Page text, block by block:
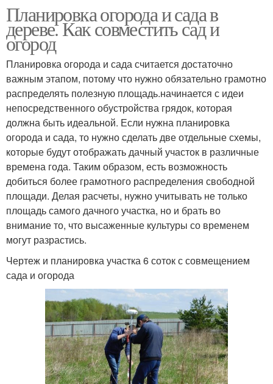
Планировка огорода и сада в
дереве. Как совместить сад и
огород
Планировка огорода и сада считается достаточно
важным этапом, потому что нужно обязательно грамотно
распределять полезную площадь.начинается с идеи
непосредственного обустройства грядок, которая
должна быть идеальной. Если нужна планировка
огорода и сада, то нужно сделать две отдельные схемы,
которые будут отображать дачный участок в различные
времена года. Таким образом, есть возможность
добиться более грамотного распределения свободной
площади. Делая расчеты, нужно учитывать не только
площадь самого дачного участка, но и брать во
внимание то, что высаженные культуры со временем
могут разрастись.
Чертеж и планировка участка 6 соток с совмещением
сада и огорода